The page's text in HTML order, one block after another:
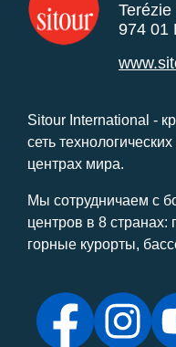
974 01
Sitour International -
сеть
центрах мира.
Мы сотрудничаем с
центров в 8
горные курорты,